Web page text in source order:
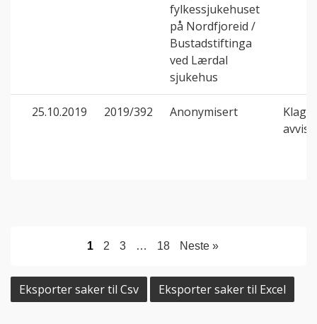
fylkessjukehuset
på Nordfjoreid /
Bustadstiftinga
ved Lærdal
sjukehus
25.10.2019 2019/392 Anonymisert
Klage
1 2 3 … 18 Neste »
Eksporter saker til Csv Eksporter saker til Excel